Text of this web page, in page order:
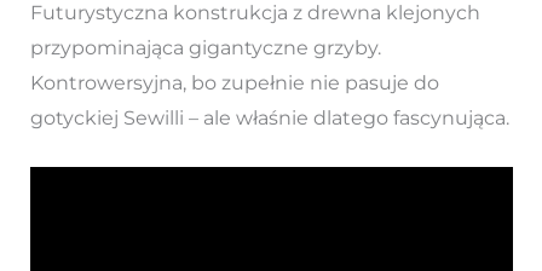
Futurystyczna konstrukcja z drewna klejonych
przypominająca gigantyczne grzyby.
Kontrowersyjna, bo zupełnie nie pasuje do
gotyckiej Sewilli – ale właśnie dlatego fascynująca.